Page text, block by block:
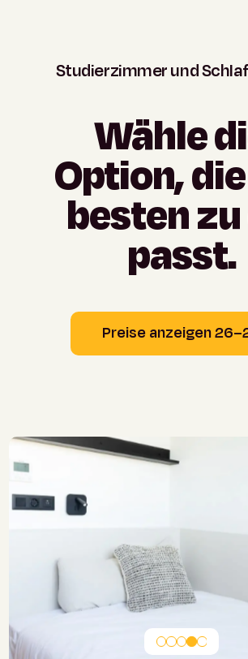
Studierzimmerund
Wähle
Option,die
bestenzu
passt.
Preise anzeigen